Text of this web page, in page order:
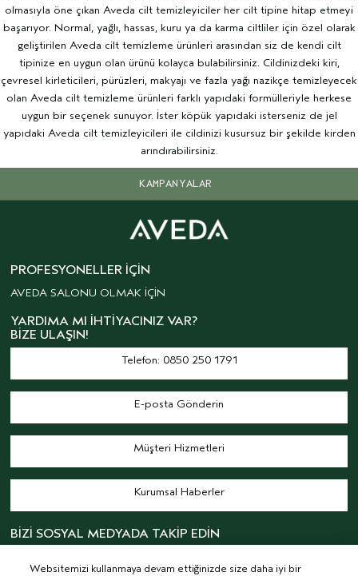
olmasıyla öne çıkan Aveda cilt temizleyiciler her cilt tipine hitap etmeyi
başarıyor. Normal, yağlı, hassas, kuru ya da karma ciltliler için özel olarak
geliştirilen Aveda cilt temizleme ürünleri arasından siz de kendi cilt
tipinize en uygun olan ürünü kolayca bulabilirsiniz. Cildinizdeki kiri,
çevresel kirleticileri, pürüzleri, makyajı ve fazla yağı nazikçe temizleyecek
olan Aveda cilt temizleme ürünleri farklı yapıdaki formülleriyle herkese
uygun bir seçenek sunuyor. İster köpük yapıdaki isterseniz de jel
yapıdaki Aveda cilt temizleyicileri ile cildinizi kusursuz bir şekilde kirden
arındırabilirsiniz.
KAMPANYALAR
PROFESYONELLER İÇIN
AVEDA SALONU OLMAK İÇİN
YARDIMA MI İHTIYACINIZ VAR?
BIZE ULAŞIN!
Telefon: 0850 250 1791
E-posta Gönderin
Müşteri Hizmetleri
Kurumsal Haberler
BİZİ SOSYAL MEDYADA TAKİP EDİN
Websitemizi kullanmaya devam ettiğinizde size daha iyi bir